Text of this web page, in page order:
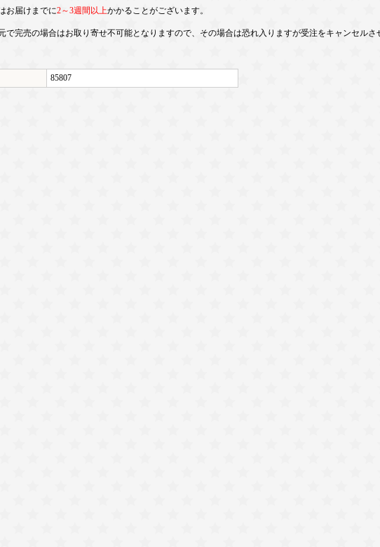
お届けまでに2～3週間以上かかることがございます。
で完売の場合はお取り寄せ不可能となりますので、その場合は恐れ入りますが受注をキャンセルさ
85807